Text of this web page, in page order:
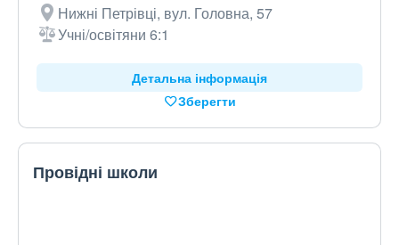
Нижні Петрівці, вул. Головна, 57
Учні/освітяни 6:1
Детальна інформація
Зберегти
Провідні школи